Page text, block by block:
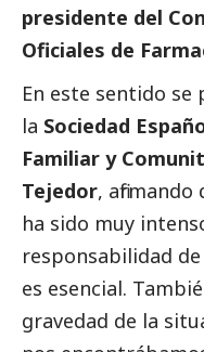
presidente del
Oficiales de
En este sentido
la Sociedad
Familiar y
Tejedor,
ha sido muy
responsabilidad
es esencial.
gravedad de la